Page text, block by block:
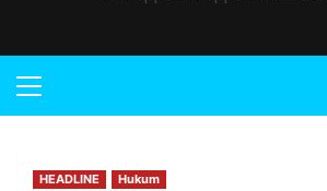
HEADLINE Hukum